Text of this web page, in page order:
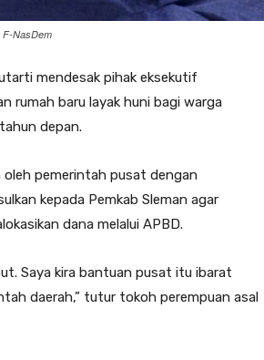
F-NasDem
mendesak pihak eksekutif
rumah baru layak huni bagi warga
depan.
oleh pemerintah pusat dengan
kepada Pemkab Sleman agar
dana melalui APBD.
Saya kira bantuan pusat itu ibarat
daerah,” tutur tokoh perempuan asal